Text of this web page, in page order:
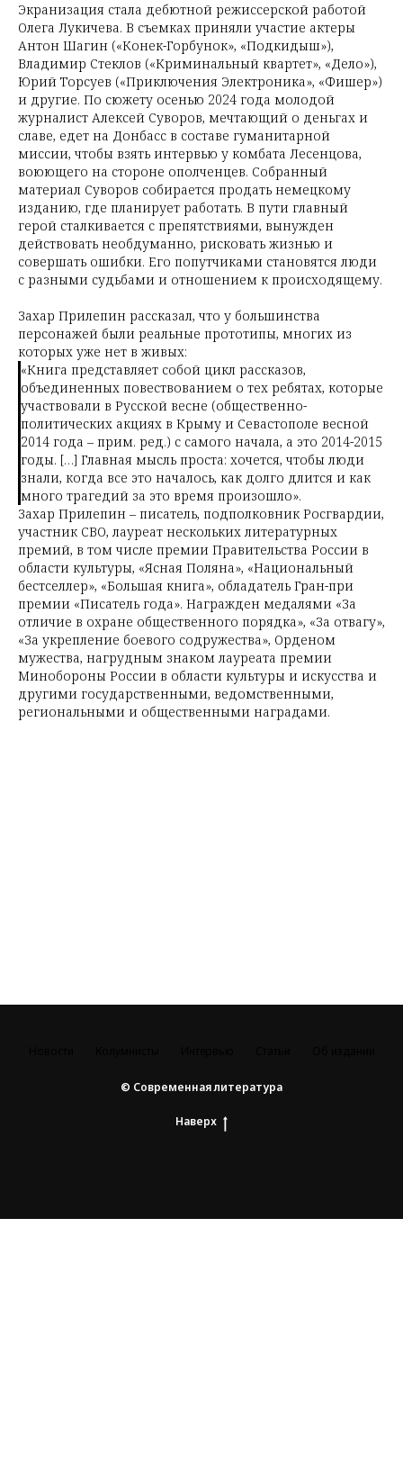
Экранизация стала дебютной режиссерской работой
Олега Лукичева. В съемках приняли участие актеры
Антон Шагин («Конек-Горбунок», «Подкидыш»),
Владимир Стеклов («Криминальный квартет», «Дело»),
Юрий Торсуев («Приключения Электроника», «Фишер»)
и другие. По сюжету осенью 2024 года молодой
журналист Алексей Суворов, мечтающий о деньгах и
славе, едет на Донбасс в составе гуманитарной
миссии, чтобы взять интервью у комбата Лесенцова,
воюющего на стороне ополченцев. Собранный
материал Суворов собирается продать немецкому
изданию, где планирует работать. В пути главный
герой сталкивается с препятствиями, вынужден
действовать необдуманно, рисковать жизнью и
совершать ошибки. Его попутчиками становятся люди
с разными судьбами и отношением к происходящему.
Захар Прилепин рассказал, что у большинства
персонажей были реальные прототипы, многих из
которых уже нет в живых:
«Книга представляет собой цикл рассказов,
объединенных повествованием о тех ребятах, которые
участвовали в Русской весне (общественно-
политических акциях в Крыму и Севастополе весной
2014 года – прим. ред.) с самого начала, а это 2014-2015
годы. […] Главная мысль проста: хочется, чтобы люди
знали, когда все это началось, как долго длится и как
много трагедий за это время произошло».
Захар Прилепин – писатель, подполковник Росгвардии,
участник СВО, лауреат нескольких литературных
премий, в том числе премии Правительства России в
области культуры, «Ясная Поляна», «Национальный
бестселлер», «Большая книга», обладатель Гран-при
премии «Писатель года». Награжден медалями «За
отличие в охране общественного порядка», «За отвагу»,
«За укрепление боевого содружества», Орденом
мужества, нагрудным знаком лауреата премии
Минобороны России в области культуры и искусства и
другими государственными, ведомственными,
региональными и общественными наградами.
© Современная литература
Наверх